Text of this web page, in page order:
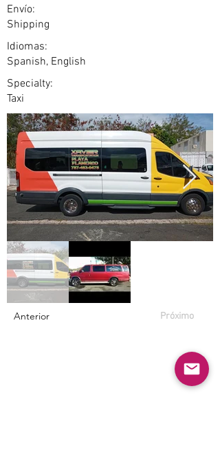
Envío:
Shipping
Idiomas:
Spanish, English
Specialty:
Taxi
Anterior Próximo